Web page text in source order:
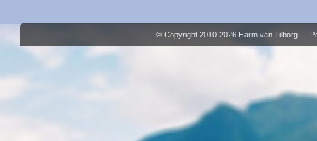
© Copyright 2010-2026 Harm van Tilborg —